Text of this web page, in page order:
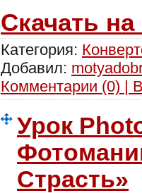
Скачать
Категория:
Добавил:
Комментарии (0) |
Урок
Страсть»